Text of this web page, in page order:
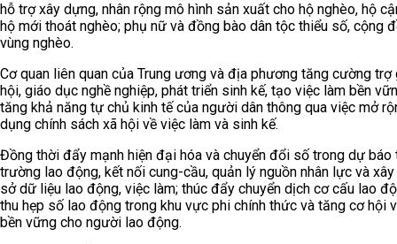
hỗ trợ xây dựng, nhân rộng mô hình sản xuất cho hộ nghèo, hộ
hộ mới thoát nghèo; phụ nữ và đồng bào dân tộc thiểu số, cộng
vùng nghèo.
Cơ quan liên quan của Trung ương và địa phương tăng cường trợ
hội, giáo dục nghề nghiệp, phát triển sinh kế, tạo việc làm bền
tăng khả năng tự chủ kinh tế của người dân thông qua việc mở
dụng chính sách xã hội về việc làm và sinh kế.
Đồng thời đẩy mạnh hiện đại hóa và chuyển đổi số trong dự báo
trường lao động, kết nối cung-cầu, quản lý nguồn nhân lực và
sở dữ liệu lao động, việc làm; thúc đẩy chuyển dịch cơ cấu lao
thu hẹp số lao động trong khu vực phi chính thức và tăng cơ hội
bền vững cho người lao động.